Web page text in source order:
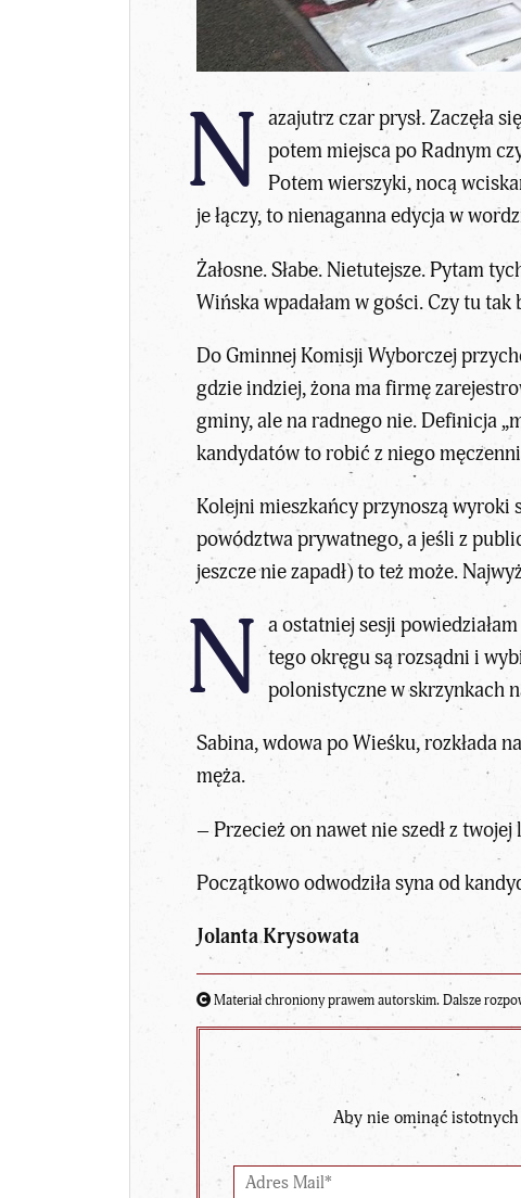
N azajutrz czar prysł. Zaczęła
potem miejsca po Radnym
Potem wierszyki, nocą
je łączy, to nienaganna edycja w
Żałosne. Słabe. Nietutejsze. Pytam
Wińska wpadałam w gości. Czy tu tak
Do Gminnej Komisji Wyborczej
gdzie indziej, żona ma firmę
gminy, ale na radnego nie. Definicja
kandydatów to robić z niego
Kolejni mieszkańcy przynoszą wyroki
powództwa prywatnego, a jeśli z
jeszcze nie zapadł) to też może.
N a ostatniej sesji
tego okręgu są rozsądni i
polonistyczne w skrzynkach
Sabina, wdowa po Wieśku, rozkłada
męża.
– Przecież on nawet nie szedł z
Początkowo odwodziła syna od
Jolanta Krysowata
Materiał chroniony prawem autorskim. Dalsze
Aby nie ominąć